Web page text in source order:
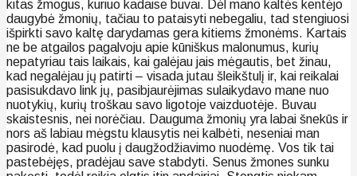
kitas žmogus, kuriuo kadaise buvai. Dėl mano kaltės kentėjo
daugybė žmonių, tačiau to pataisyti nebegaliu, tad stengiuosi
išpirkti savo kaltę darydamas gera kitiems žmonėms. Kartais
ne be atgailos pagalvoju apie kūniškus malonumus, kurių
nepatyriau tais laikais, kai galėjau jais mėgautis, bet žinau,
kad negalėjau jų patirti – visada jutau šleikštulį ir, kai reikalai
pasisukdavo link jų, pasibjaurėjimas sulaikydavo mane nuo
nuotykių, kurių troškau savo ligotoje vaizduotėje. Buvau
skaistesnis, nei norėčiau. Dauguma žmonių yra labai šnekūs ir
nors aš labiau mėgstu klausytis nei kalbėti, neseniai man
pasirodė, kad puolu į daugžodžiavimo nuodėmę. Vos tik tai
pastebėjęs, pradėjau save stabdyti. Senus žmones sunku